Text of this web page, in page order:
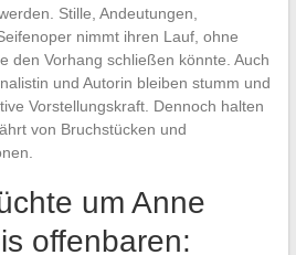
Stille, Andeutungen,
nimmt ihren Lauf, ohne
den Vorhang schließen könnte. Auch
und Autorin bleiben stumm und
Vorstellungskraft. Dennoch halten
von Bruchstücken und
um Anne
offenbaren: